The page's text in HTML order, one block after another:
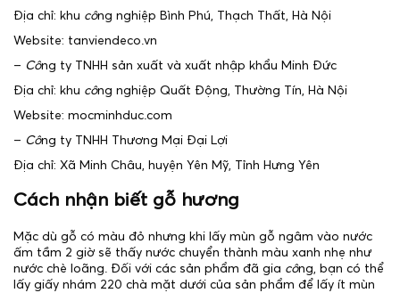
Địa chỉ: khu công nghiệp Bình Phú, Thạch Thất, Hà Nội
Website: tanviendeco.vn
– Công ty TNHH sản xuất và xuất nhập khẩu Minh Đức
Địa chỉ: khu công nghiệp Quất Động, Thường Tín, Hà Nội
Website: mocminhduc.com
– Công ty TNHH Thương Mại Đại Lợi
Địa chỉ: Xã Minh Châu, huyện Yên Mỹ, Tỉnh Hưng Yên
Cách nhận biết gỗ hương
Mặc dù gỗ có màu đỏ nhưng khi lấy mùn gỗ ngâm vào nước
ấm tầm 2 giờ sẽ thấy nước chuyển thành màu xanh nhẹ như
nước chè loãng. Đối với các sản phẩm đã gia công, bạn có thể
lấy giấy nhám 220 chà mặt dưới của sản phẩm để lấy ít mùn